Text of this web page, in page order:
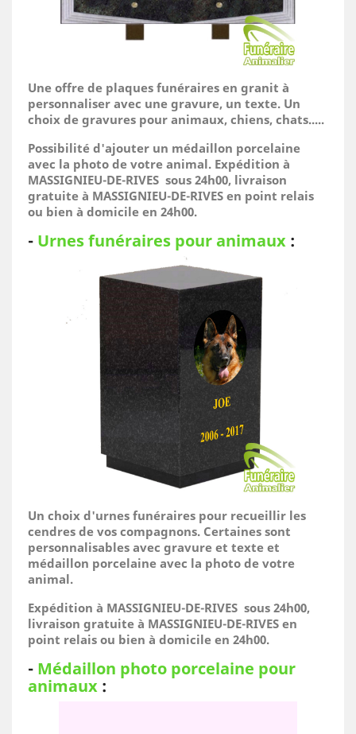
Une offre de plaques funéraires en granit à
personnaliser avec une gravure, un texte. Un
choix de gravures pour animaux, chiens, chats.....
Possibilité d'ajouter un médaillon porcelaine
avec la photo de votre animal. Expédition à
MASSIGNIEU-DE-RIVES sous 24h00, livraison
gratuite à MASSIGNIEU-DE-RIVES en point relais
ou bien à domicile en 24h00.
- Urnes funéraires pour animaux :
Un choix d'urnes funéraires pour recueillir les
cendres de vos compagnons. Certaines sont
personnalisables avec gravure et texte et
médaillon porcelaine avec la photo de votre
animal.
Expédition à MASSIGNIEU-DE-RIVES sous 24h00,
livraison gratuite à MASSIGNIEU-DE-RIVES en
point relais ou bien à domicile en 24h00.
- Médaillon photo porcelaine pour
animaux :